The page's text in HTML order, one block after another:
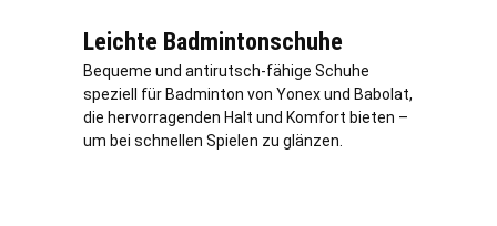
Leichte Badmintonschuhe
Bequeme und antirutsch-fähige Schuhe
speziell für Badminton von Yonex und Babolat,
die hervorragenden Halt und Komfort bieten –
um bei schnellen Spielen zu glänzen.